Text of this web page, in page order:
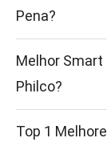
Pena?
Melhor Smart
Philco?
Top 1